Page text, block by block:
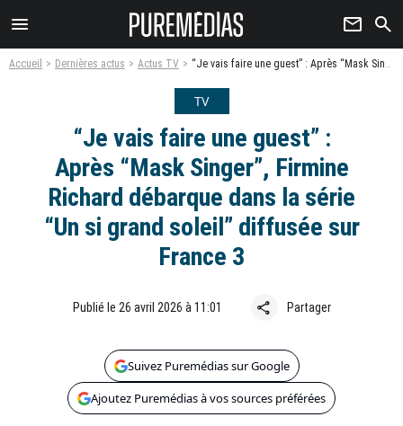
menu newsletter search
Accueil Dernières actus Actus TV “Je vais faire une guest” : Après “Mask Singer”, Firmine Richard débarque dans la série “Un si grand soleil” diffusée sur France 3
TV
“Je vais faire une guest” :
Après “Mask Singer”, Firmine
Richard débarque dans la série
“Un si grand soleil” diffusée sur
France 3
Publié le 26 avril 2026 à 11:01 share Partager
Suivez Puremédias sur Google
Ajoutez Puremédias à vos sources préférées